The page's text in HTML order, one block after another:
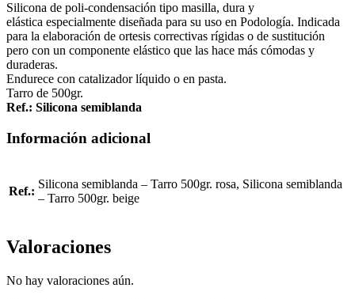
Silicona de poli-condensación tipo masilla, dura y
elástica especialmente diseñada para su uso en Podología. Indicada
para la elaboración de ortesis correctivas rígidas o de sustitución
pero con un componente elástico que las hace más cómodas y
duraderas.
Endurece con catalizador líquido o en pasta.
Tarro de 500gr.
Ref.: Silicona semiblanda
Información adicional
Ref.:
Silicona semiblanda – Tarro 500gr. rosa, Silicona semiblanda
– Tarro 500gr. beige
Valoraciones
No hay valoraciones aún.